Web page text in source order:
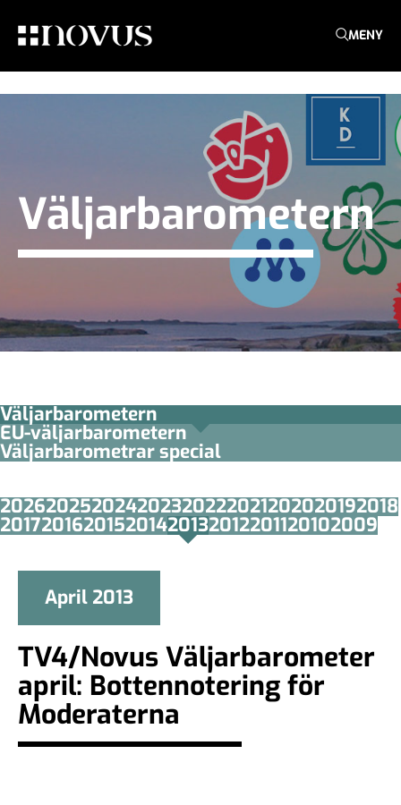
MENY
Väljarbarometern
Väljarbarometern
EU-väljarbarometern
Väljarbarometrar special
202620252024202320222021202020192018
201720162015201420132012201120102009
April 2013
TV4/Novus Väljarbarometer
april: Bottennotering för
Moderaterna